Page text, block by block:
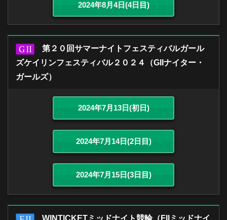
2024年8月4日(4日目)
第２０回サマーナイトフェスティバルガール
ズケイリンフェスティバル２０２４（GIIナイター・
ガールズ）
2024年7月13日(初日)
2024年7月14日(2日目)
2024年7月15日(3日目)